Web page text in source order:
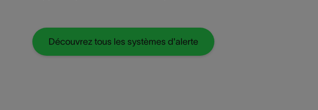
Découvrez tous les systèmes d'alerte